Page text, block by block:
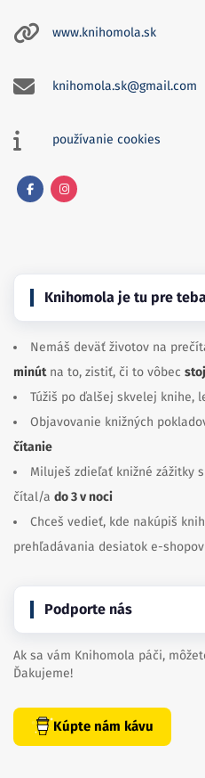
www.knihomola.sk
knihomola.sk@gmail.com
používanie cookies
Knihomola je tu pre
Nemáš deväť životov na
minútna to, zistiť, či to vôbec
Túžiš po ďalšej skvelej knihe,
Objavovanie knižných
čítanie
Miluješ zdieľať knižné zážitky
čítal/a do 3 v noci
Chceš vedieť, kde nakúpiš
prehľadávania desiatok e-shopov
Podporte nás
Ak sa vám Knihomola páči,
Ďakujeme!
Kúpte nám kávu